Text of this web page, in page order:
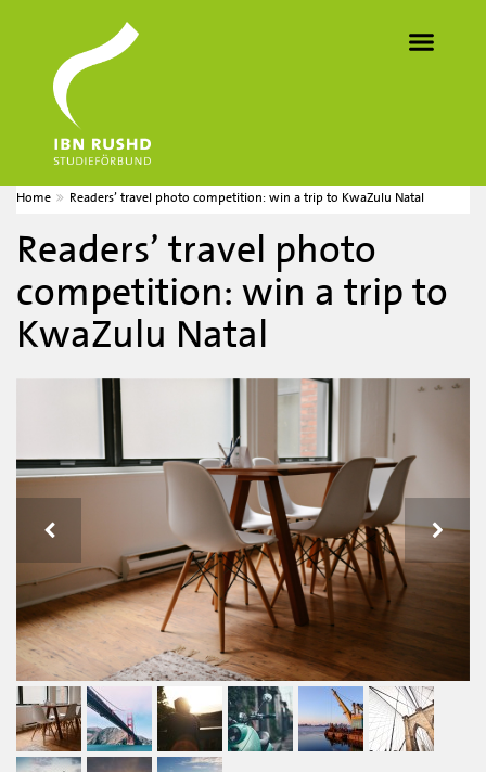
Home Readers’ travel photo competition: win a trip to KwaZulu Natal
Readers’ travel photo
competition: win a trip to
KwaZulu Natal
 